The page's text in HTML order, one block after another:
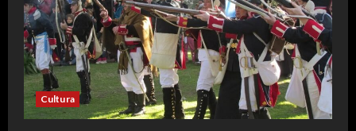
Cultura